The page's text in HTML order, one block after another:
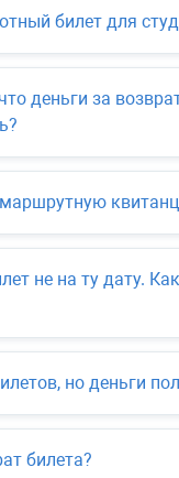
билет для
деньги за
не на ту дату.
но деньги
билета?